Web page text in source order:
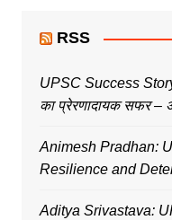
RSS
UPSC Success
का प्रेरणादायक सफर –
Animesh Pradhan:
Resilience and
Aditya Srivastava: